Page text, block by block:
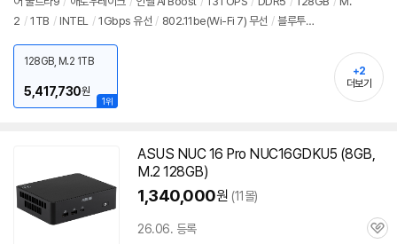
2 / 1TB / INTEL / 1Gbps 유선 / 802.11be(Wi-Fi 7) 무선 / 블루투
파워서플라이 / 미니타워
기
1위
128GB, M.2 1TB
5,417,730원
+2
더보기
ASUS NUC 16 Pro NUC16GDKU5 (8GB,
M.2 128GB)
1,340,000원 (11몰)
26.06. 등록
관